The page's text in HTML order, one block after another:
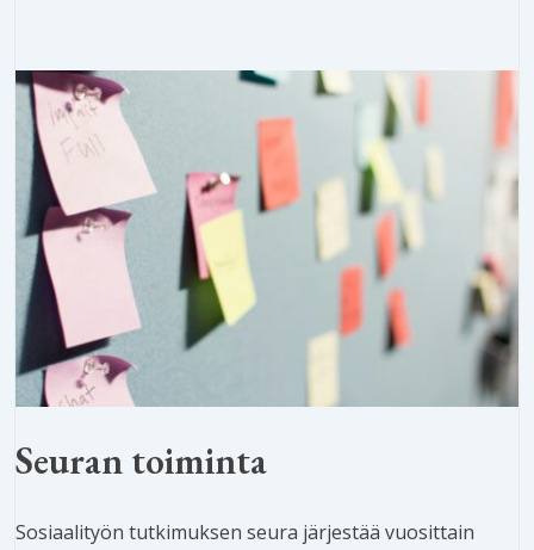
Seuran toiminta
Sosiaalityön tutkimuksen seura järjestää vuosittain